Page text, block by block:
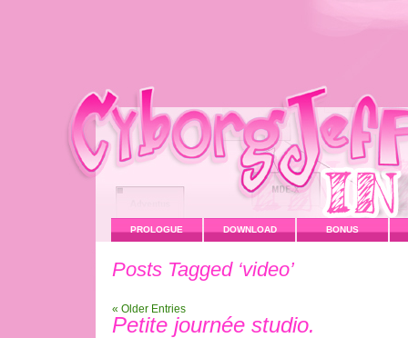
PROLOGUE DOWNLOAD BONUS
Posts Tagged ‘video’
« Older Entries
Petite journée studio.